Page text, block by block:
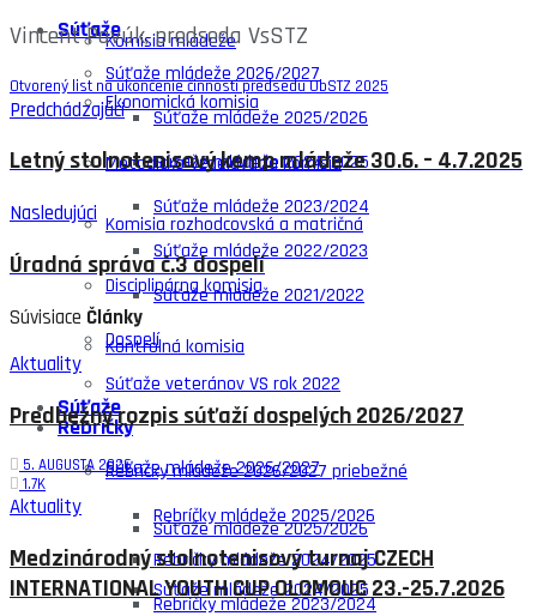
Súťaže
Súťaže mládeže 2026/2027
Súťaže mládeže 2025/2026
Súťaže mládeže 2024/2025
Súťaže mládeže 2023/2024
Súťaže mládeže 2022/2023
Súťaže mládeže 2021/2022
Dospelí
Súťaže veteránov VS rok 2022
Rebríčky
Rebríčky mládeže 2026/2027 priebežné
Rebríčky mládeže 2025/2026
Rebríčky mládeže 2024/2025
Rebríčky mládeže 2023/2024
Komisia mládeže
Ekonomická komisia
Metodicko-vzdelávacia komisia
Komisia rozhodcovská a matričná
Disciplinárna komisia
Kontrolná komisia
Súťaže
Súťaže mládeže 2026/2027
Súťaže mládeže 2025/2026
Súťaže mládeže 2024/2025
Vincent Pavúk, predseda VsSTZ
Otvorený list na ukončenie činnosti predsedu ObSTZ 2025
Predchádzajúci
Letný stolnotenisový kemp mládeže 30.6. – 4.7.2025
Nasledujúci
Úradná správa č.3 dospelí
Súvisiace Články
Aktuality
Predbežný rozpis súťaží dospelých 2026/2027
5. AUGUSTA 2026
1.7K
Aktuality
Medzinárodný stolnotenisový turnaj CZECH
INTERNATIONAL YOUTH CUP OLOMOUC 23.-25.7.2026